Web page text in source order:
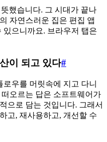
했습니다. 그 시대가 끝나
자연스러운 집은 편집 앱
있으니까요. 브라우저 탭은
이 되고 있다#
우를 머릿속에 지고 다니
오르는 답은 소프트웨어가
으로 담는 것입니다. 그래서
고, 재사용하고, 개선할 수